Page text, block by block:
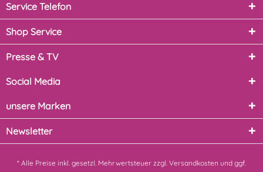
Service Telefon
Shop Service
Presse & TV
Social Media
unsere Marken
Newsletter
* Alle Preise inkl. gesetzl. Mehrwertsteuer zzgl. Versandkosten und ggf.